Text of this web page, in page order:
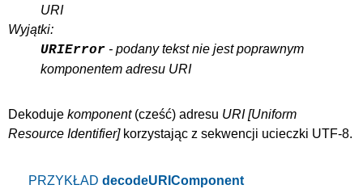
URI
Wyjątki:
URIError - podany tekst nie jest poprawnym
komponentem adresu URI
Dekoduje komponent(cześć) adresu URI
korzystając z sekwencji ucieczki UTF-8.
PRZYKŁAD decodeURIComponent